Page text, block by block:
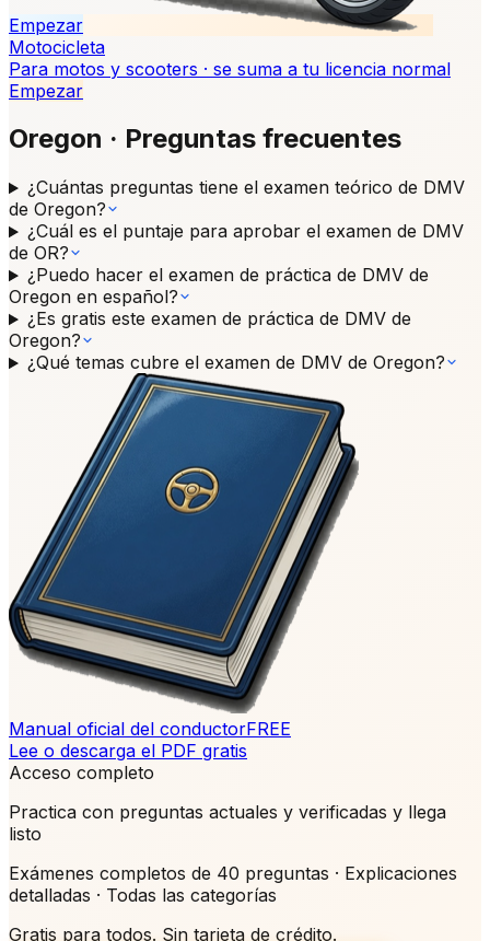
Empezar
Motocicleta
Para motos y scooters · se suma a tu licencia normal
Empezar
Oregon · Preguntas frecuentes
¿Cuántas preguntas tiene el examen teórico de DMV
de Oregon?
¿Cuál es el puntaje para aprobar el examen de DMV
de OR?
¿Puedo hacer el examen de práctica de DMV de
Oregon en español?
¿Es gratis este examen de práctica de DMV de
Oregon?
¿Qué temas cubre el examen de DMV de Oregon?
Manual oficial del conductorFREE
Lee o descarga el PDF gratis
Acceso completo
Practica con preguntas actuales y verificadas y llega
listo
Exámenes completos de 40 preguntas · Explicaciones
detalladas · Todas las categorías
Gratis para todos. Sin tarjeta de crédito.